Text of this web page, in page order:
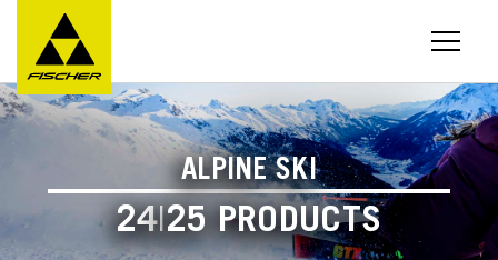
ALPINE SKI
24|25 PRODUCTS